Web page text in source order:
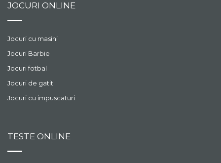
JOCURI ONLINE
Jocuri cu masini
Jocuri Barbie
Jocuri fotbal
Jocuri de gatit
Jocuri cu impuscaturi
TESTE ONLINE